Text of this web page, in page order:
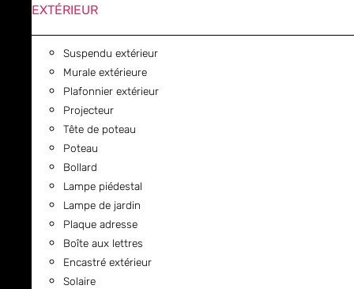
EXTÉRIEUR
Suspendu extérieur
Murale extérieure
Plafonnier extérieur
Projecteur
Tête de poteau
Poteau
Bollard
Lampe piédestal
Lampe de jardin
Plaque adresse
Boîte aux lettres
Encastré extérieur
Solaire